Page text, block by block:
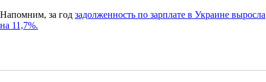
Напомним, за год задолженность по зарплате в Украине выросла
на 11,7%.